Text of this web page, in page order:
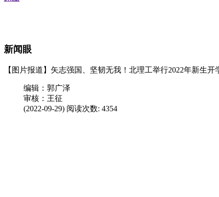
新闻眼
【图片报道】矢志强国、坚韧无我！北理工举行2022年新生开
编辑：郭广泽
审核：王征
(2022-09-29) 阅读次数: 4354